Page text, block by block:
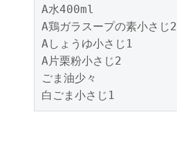
A水400ml
A鶏ガラスープの素小さじ2
Aしょうゆ小さじ1
A片栗粉小さじ2
ごま油少々
白ごま小さじ1